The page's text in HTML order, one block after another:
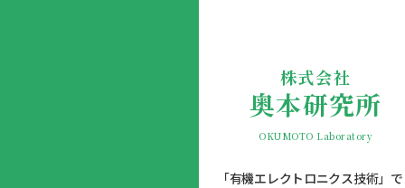
株式会社
奥本研究所
OKUMOTO Laboratory
「有機エレクトロニクス技術」で